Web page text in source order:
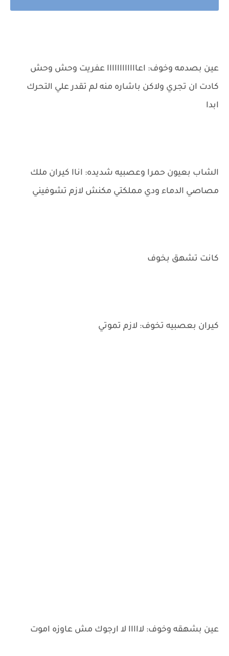
‌عين بصدمه وخوف: اعاااااااااااا عفريت وحش وحش
كادت ان تجري ولاكن باشاره منه لم تقدر علي التحرك
ابدا
‌الشاب بعيون حمرا وعصبيه شديده: اناا كيران ملك
مصاصي الدماء ودي مملكتي مكنش لازم تشوفيني
‌كانت تشهق بخوف
‌كيران بعصبيه تخوف: لازم تموتي
‌عين بشهقه وخوف: لااااا لا ارجوك مش عاوزه اموت